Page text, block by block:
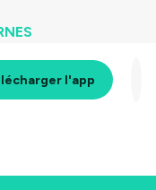
l'app